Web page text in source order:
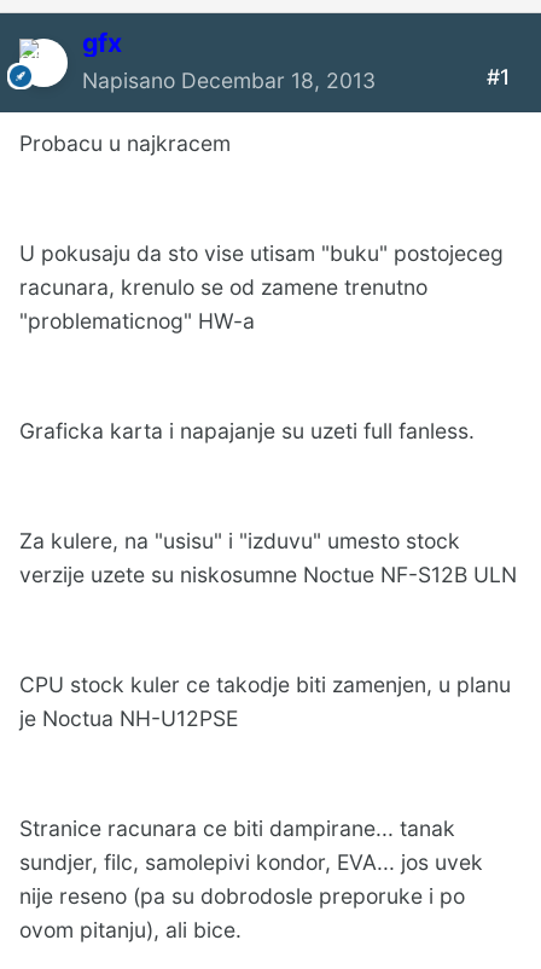
gfx
Napisano Decembar 18, 2013 #1
Probacu u najkracem
U pokusaju da sto vise utisam "buku" postojeceg
racunara, krenulo se od zamene trenutno
"problematicnog" HW-a
Graficka karta i napajanje su uzeti full fanless.
Za kulere, na "usisu" i "izduvu" umesto stock
verzije uzete su niskosumne Noctue NF-S12B ULN
CPU stock kuler ce takodje biti zamenjen, u planu
je Noctua NH-U12PSE
Stranice racunara ce biti dampirane... tanak
sundjer, filc, samolepivi kondor, EVA... jos uvek
nije reseno (pa su dobrodosle preporuke i po
ovom pitanju), ali bice.